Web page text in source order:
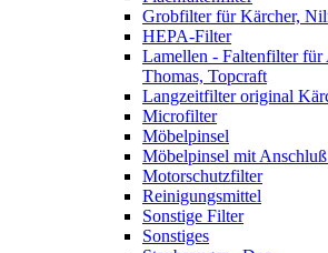
Grobfilter für Kärcher,
HEPA-Filter
Lamellen - Faltenfilter für
Thomas, Topcraft
Langzeitfilter original
Microfilter
Möbelpinsel
Möbelpinsel mit
Motorschutzfilter
Reinigungsmittel
Sonstige Filter
Sonstiges